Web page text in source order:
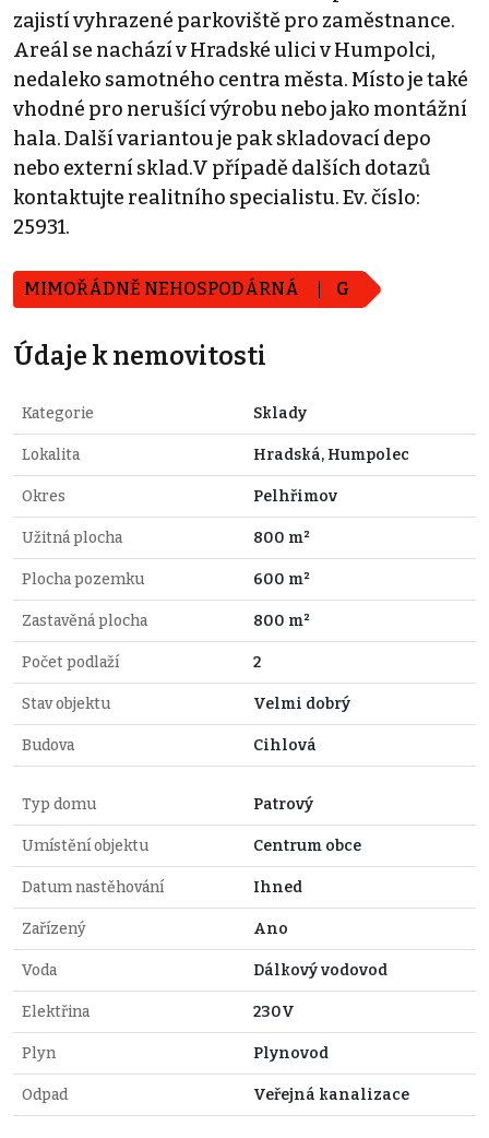
zajistí vyhrazené parkoviště pro zaměstnance.
Areál se nachází v Hradské ulici v Humpolci,
nedaleko samotného centra města. Místo je také
vhodné pro nerušící výrobu nebo jako montážní
hala. Další variantou je pak skladovací depo
nebo externí sklad.V případě dalších dotazů
kontaktujte realitního specialistu. Ev. číslo:
25931.
MIMOŘÁDNĚ NEHOSPODÁRNÁ G
Údaje k nemovitosti
Kategorie Sklady
Lokalita Hradská, Humpolec
Okres Pelhřimov
Užitná plocha 800 m²
Plocha pozemku 600 m²
Zastavěná plocha 800 m²
Počet podlaží 2
Stav objektu Velmi dobrý
Budova Cihlová
Typ domu Patrový
Umístění objektu Centrum obce
Datum nastěhování Ihned
Zařízený Ano
Voda Dálkový vodovod
Elektřina 230V
Plyn Plynovod
Odpad Veřejná kanalizace